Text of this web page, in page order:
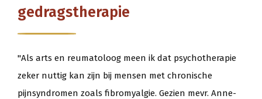
gedragstherapie
"Als arts en reumatoloog meen ik dat psychotherapie
zeker nuttig kan zijn bij mensen met chronische
pijnsyndromen zoals fibromyalgie. Gezien mevr. Anne-